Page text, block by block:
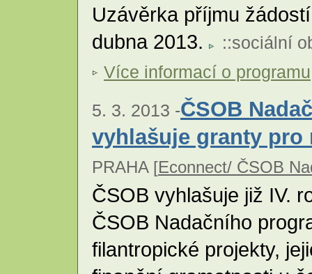
Uzávěrka příjmu
dubna 2013.
::sociální
Více informací o programu
5. 3. 2013 -ČSOB
vyhlašuje granty pro
PRAHA [Econnect/ ČSOB
ČSOB vyhlašuje již IV.
ČSOB Nadačního
filantropické projekty,